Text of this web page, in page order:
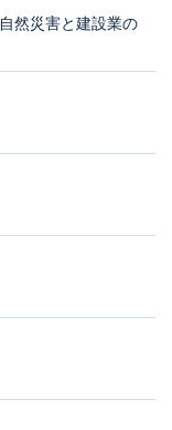
然災害と建設業の